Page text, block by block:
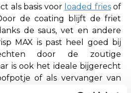
als basis voor loaded friesof
de coating blijft de friet
de saus, vet en andere
MAX is past heel goed bij
door de zoutige
is ook het ideale bijgerecht
of als vervanger van